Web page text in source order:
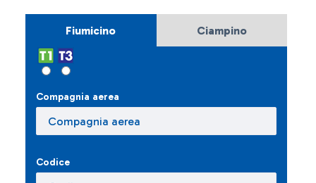
Fiumicino Ciampino
Compagnia aerea
Codice